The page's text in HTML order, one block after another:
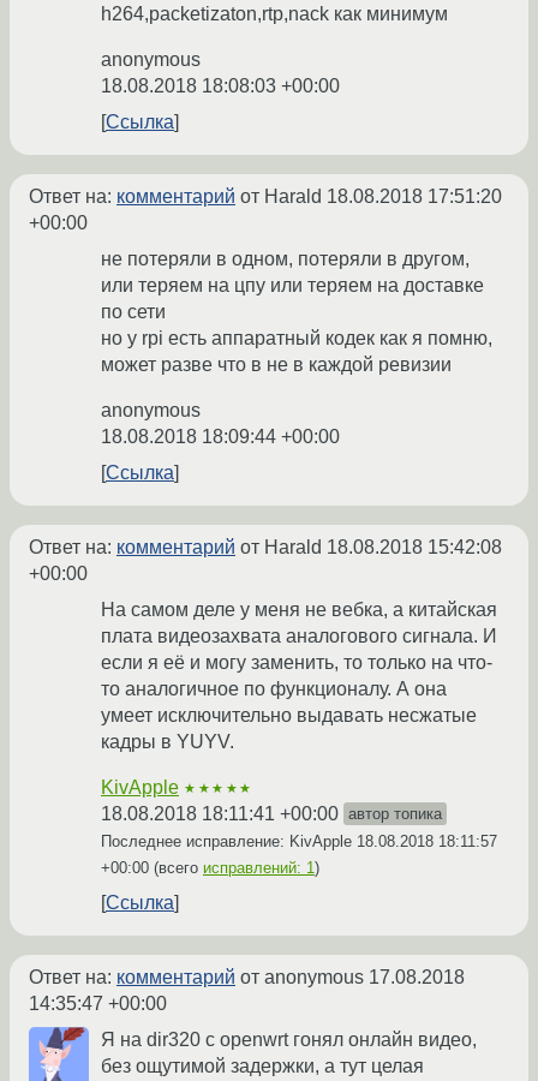
h264,packetizaton,rtp,nack как минимум
anonymous
18.08.2018 18:08:03 +00:00
Ссылка
Ответ на: комментарий от Harald 18.08.2018 17:51:20
+00:00
не потеряли в одном, потеряли в другом,
или теряем на цпу или теряем на доставке
по сети
но у rpi есть аппаратный кодек как я помню,
может разве что в не в каждой ревизии
anonymous
18.08.2018 18:09:44 +00:00
Ссылка
Ответ на: комментарий от Harald 18.08.2018 15:42:08
+00:00
На самом деле у меня не вебка, а китайская
плата видеозахвата аналогового сигнала. И
если я её и могу заменить, то только на что-
то аналогичное по функционалу. А она
умеет исключительно выдавать несжатые
кадры в YUYV.
KivApple ★★★★★
18.08.2018 18:11:41 +00:00 автор топика
Последнее исправление: KivApple 18.08.2018 18:11:57
+00:00 (всего исправлений: 1)
Ссылка
Ответ на: комментарий от anonymous 17.08.2018
14:35:47 +00:00
Я на dir320 с openwrt гонял онлайн видео,
без ощутимой задержки, а тут целая